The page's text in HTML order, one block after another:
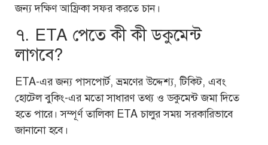
জন্য দক্ষিণ আফ্রিকা সফর করতে চান।
৭. ETA পেতে কী কী ডকুমেন্ট
লাগবে?
ETA-এর জন্য পাসপোর্ট, ভ্রমণের উদ্দেশ্য, টিকিট, এবং
হোটেল বুকিং-এর মতো সাধারণ তথ্য ও ডকুমেন্ট জমা দিতে
হতে পারে। সম্পূর্ণ তালিকা ETA চালুর সময় সরকারিভাবে
জানানো হবে।